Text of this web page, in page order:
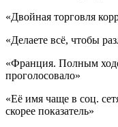
«Двойная торговля
«Делаете всё, чтобы
«Франция. Полным
проголосовало»
«Её имя чаще в соц.
скорее показатель»